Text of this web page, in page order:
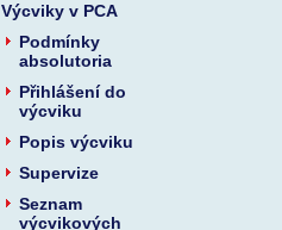
Výcviky v PCA
Podmínky
absolutoria
Přihlášení do
výcviku
Popis výcviku
Supervize
Seznam
výcvikových